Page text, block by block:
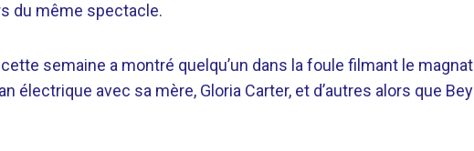
du même spectacle.
semaine a montré quelqu’un dans la foule filmant le magnat
électrique avec sa mère, Gloria Carter, et d’autres alors que Bey